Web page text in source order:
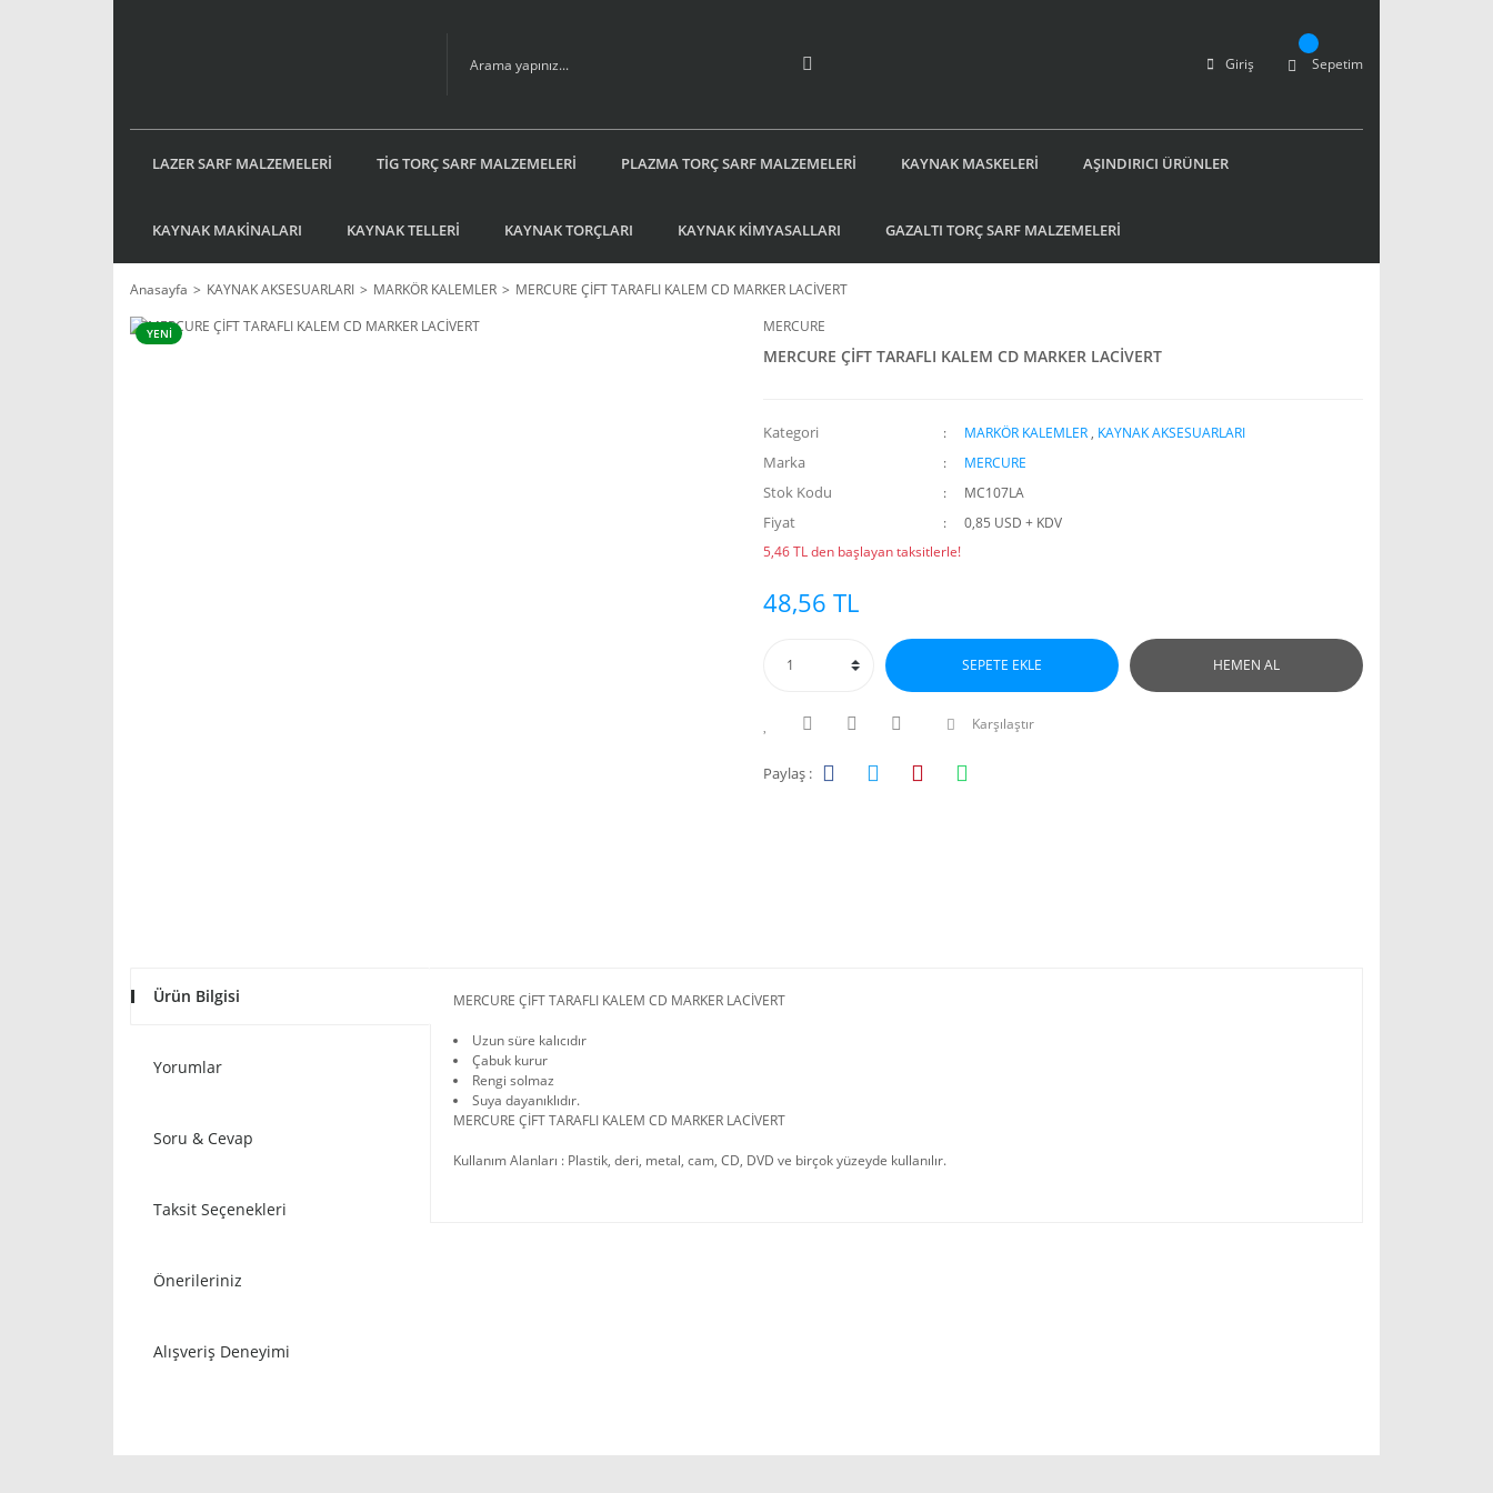
Giriş Sepetim
LAZER SARF MALZEMELERİ TİG TORÇ SARF MALZEMELERİ PLAZMA TORÇ SARF MALZEMELERİ KAYNAK MASKELERİ AŞINDIRICI ÜRÜNLER
KAYNAK MAKİNALARI KAYNAK TELLERİ KAYNAK TORÇLARI KAYNAK KİMYASALLARI GAZALTI TORÇ SARF MALZEMELERİ
Anasayfa KAYNAK AKSESUARLARI MARKÖR KALEMLER MERCURE ÇİFT TARAFLI KALEM CD MARKER LACİVERT
YENİ MERCURE
MERCURE ÇİFT TARAFLI KALEM CD MARKER LACİVERT
Kategori MARKÖR KALEMLER , KAYNAK AKSESUARLARI
Marka MERCURE
Stok Kodu MC107LA
Fiyat
0,85 USD + KDV
5,46 TL den başlayan taksitlerle!
48,56 TL
SEPETE EKLE HEMEN AL
Karşılaştır
Paylaş :
Ürün Bilgisi
Yorumlar
Soru & Cevap
Taksit Seçenekleri
Önerileriniz
Alışveriş Deneyimi
MERCURE ÇİFT TARAFLI KALEM CD MARKER LACİVERT
Uzun süre kalıcıdır
Çabuk kurur
Rengi solmaz
Suya dayanıklıdır.
MERCURE ÇİFT TARAFLI KALEM CD MARKER LACİVERT
Kullanım Alanları : Plastik, deri, metal, cam, CD, DVD ve birçok yüzeyde kullanılır.